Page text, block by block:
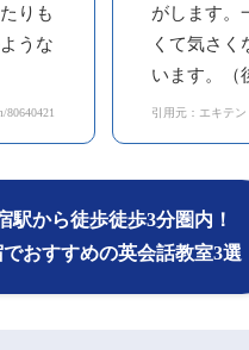
りも
うな
）
がします。
くて気さく
います。（
引用元：エキテン
駅から徒歩徒歩3分圏内！
でおすすめの英会話教室3選